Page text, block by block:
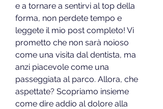
e a tornare a sentirvi al top della
forma, non perdete tempo e
leggete il mio post completo! Vi
prometto che non sarà noioso
come una visita dal dentista, ma
anzi piacevole come una
passeggiata al parco. Allora, che
aspettate? Scopriamo insieme
come dire addio al dolore alla